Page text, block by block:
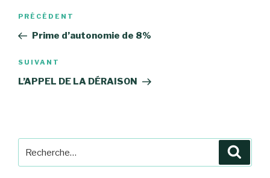
Navigation
l’article
Article
précédent
PRÉCÉDENT
Prime d’autonomie de 8%
Article
suivant
SUIVANT
L’APPEL DE LA DÉRAISON